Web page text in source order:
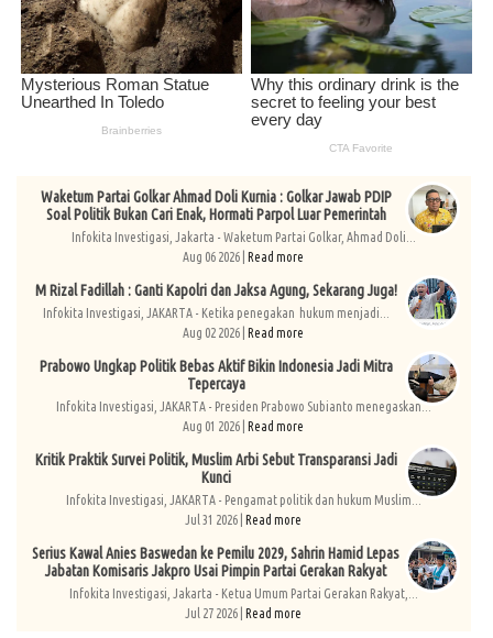
Waketum Partai Golkar Ahmad Doli Kurnia : Golkar Jawab PDIP
Soal Politik Bukan Cari Enak, Hormati Parpol Luar Pemerintah
Infokita Investigasi, Jakarta - Waketum Partai Golkar, Ahmad Doli...
Aug 06 2026 | Read more
M Rizal Fadillah : Ganti Kapolri dan Jaksa Agung, Sekarang Juga!
Infokita Investigasi, JAKARTA - Ketika penegakan hukum menjadi...
Aug 02 2026 | Read more
Prabowo Ungkap Politik Bebas Aktif Bikin Indonesia Jadi Mitra
Tepercaya
Infokita Investigasi, JAKARTA - Presiden Prabowo Subianto menegaskan...
Aug 01 2026 | Read more
Kritik Praktik Survei Politik, Muslim Arbi Sebut Transparansi Jadi
Kunci
Infokita Investigasi, JAKARTA - Pengamat politik dan hukum Muslim...
Jul 31 2026 | Read more
Serius Kawal Anies Baswedan ke Pemilu 2029, Sahrin Hamid Lepas
Jabatan Komisaris Jakpro Usai Pimpin Partai Gerakan Rakyat
Infokita Investigasi, Jakarta - Ketua Umum Partai Gerakan Rakyat,...
Jul 27 2026 | Read more